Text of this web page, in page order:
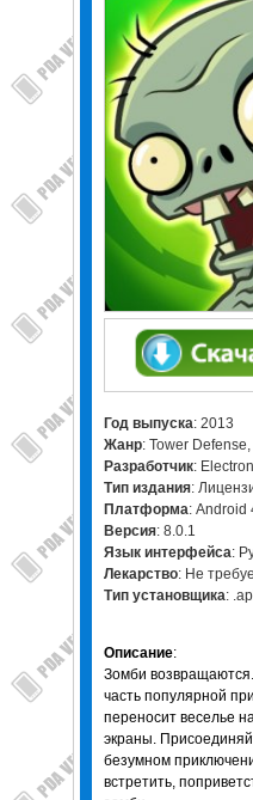
Год выпуска: 2013
Жанр: Tower
Разработчик:
Тип издания:
Платформа: Android
Версия: 8.0.1
Язык интерфейса:
Лекарство: Не
Тип установщика:
Описание:
Зомби
часть популярной
переносит веселье
экраны.
безумном
встретить,